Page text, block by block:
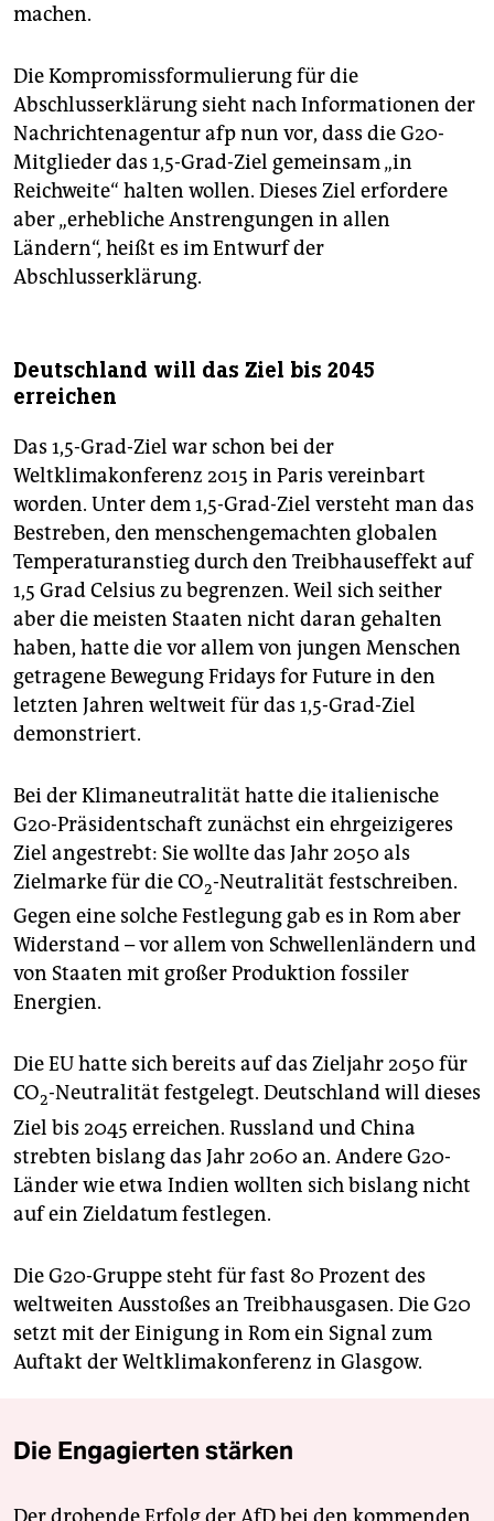
machen.
Die Kompromissformulierung für die
Abschlusserklärung sieht nach Informationen der
Nachrichtenagentur afp nun vor, dass die G20-
Mitglieder das 1,5-Grad-Ziel gemeinsam „in
Reichweite“ halten wollen. Dieses Ziel erfordere
aber „erhebliche Anstrengungen in allen
Ländern“, heißt es im Entwurf der
Abschlusserklärung.
Deutschland will das Ziel bis 2045
erreichen
Das 1,5-Grad-Ziel war schon bei der
Weltklimakonferenz 2015 in Paris vereinbart
worden. Unter dem 1,5-Grad-Ziel versteht man das
Bestreben, den menschengemachten globalen
Temperaturanstieg durch den Treibhauseffekt auf
1,5 Grad Celsius zu begrenzen. Weil sich seither
aber die meisten Staaten nicht daran gehalten
haben, hatte die vor allem von jungen Menschen
getragene Bewegung Fridays for Future in den
letzten Jahren weltweit für das 1,5-Grad-Ziel
demonstriert.
Bei der Klimaneutralität hatte die italienische
G20-Präsidentschaft zunächst ein ehrgeizigeres
Ziel angestrebt: Sie wollte das Jahr 2050 als
Zielmarke für die CO2-Neutralität festschreiben.
Gegen eine solche Festlegung gab es in Rom aber
Widerstand – vor allem von Schwellenländern und
von Staaten mit großer Produktion fossiler
Energien.
Die EU hatte sich bereits auf das Zieljahr 2050 für
CO2-Neutralität festgelegt. Deutschland will dieses
Ziel bis 2045 erreichen. Russland und China
strebten bislang das Jahr 2060 an. Andere G20-
Länder wie etwa Indien wollten sich bislang nicht
auf ein Zieldatum festlegen.
Die G20-Gruppe steht für fast 80 Prozent des
weltweiten Ausstoßes an Treibhausgasen. Die G20
setzt mit der Einigung in Rom ein Signal zum
Auftakt der Weltklimakonferenz in Glasgow.
Die Engagierten stärken